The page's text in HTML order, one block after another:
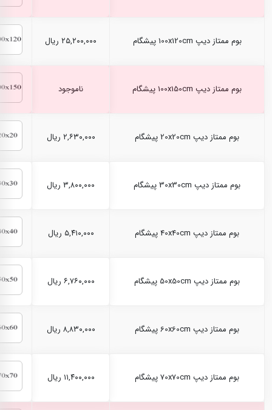
بوم ممتاز دیپ 100x120cm پیشگام ۲۵,۲۰۰,۰۰۰ ریال
بوم ممتاز دیپ 100x150cm پیشگام ناموجود
بوم ممتاز دیپ 20x20cm پیشگام ۲,۶۳۰,۰۰۰ ریال
بوم ممتاز دیپ 30x30cm پیشگام ۳,۸۰۰,۰۰۰ ریال
بوم ممتاز دیپ 40x40cm پیشگام ۵,۴۱۰,۰۰۰ ریال
بوم ممتاز دیپ 50x50cm پیشگام ۶,۷۶۰,۰۰۰ ریال
بوم ممتاز دیپ 60x60cm پیشگام ۸,۸۳۰,۰۰۰ ریال
بوم ممتاز دیپ 70x70cm پیشگام ۱۱,۴۰۰,۰۰۰ ریال